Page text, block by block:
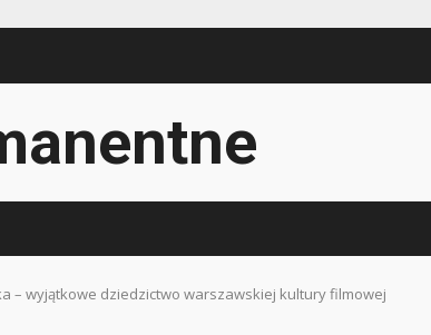
– wyjątkowe dziedzictwo warszawskiej kultury filmowej